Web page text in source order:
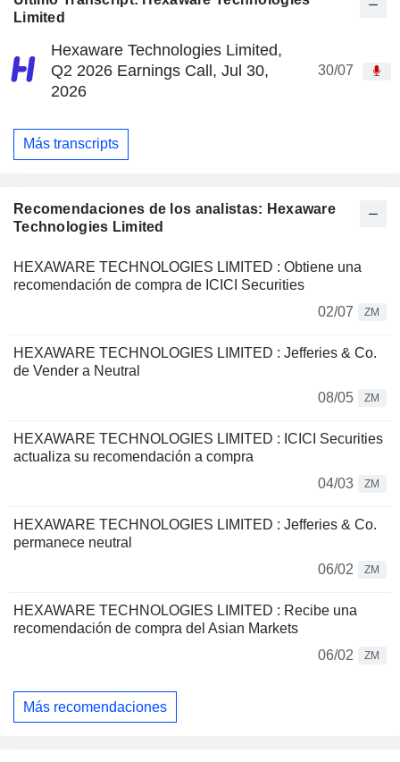
Limited
Hexaware Technologies Limited,
Q2 2026 Earnings Call, Jul 30,
2026
30/07
Más transcripts
Recomendaciones de los analistas: Hexaware
Technologies Limited
HEXAWARE TECHNOLOGIES LIMITED : Obtiene una
recomendación de compra de ICICI Securities
02/07
ZM
HEXAWARE TECHNOLOGIES LIMITED : Jefferies & Co.
de Vender a Neutral
08/05
ZM
HEXAWARE TECHNOLOGIES LIMITED : ICICI Securities
actualiza su recomendación a compra
04/03
ZM
HEXAWARE TECHNOLOGIES LIMITED : Jefferies & Co.
permanece neutral
06/02
ZM
HEXAWARE TECHNOLOGIES LIMITED : Recibe una
recomendación de compra del Asian Markets
06/02
ZM
Más recomendaciones